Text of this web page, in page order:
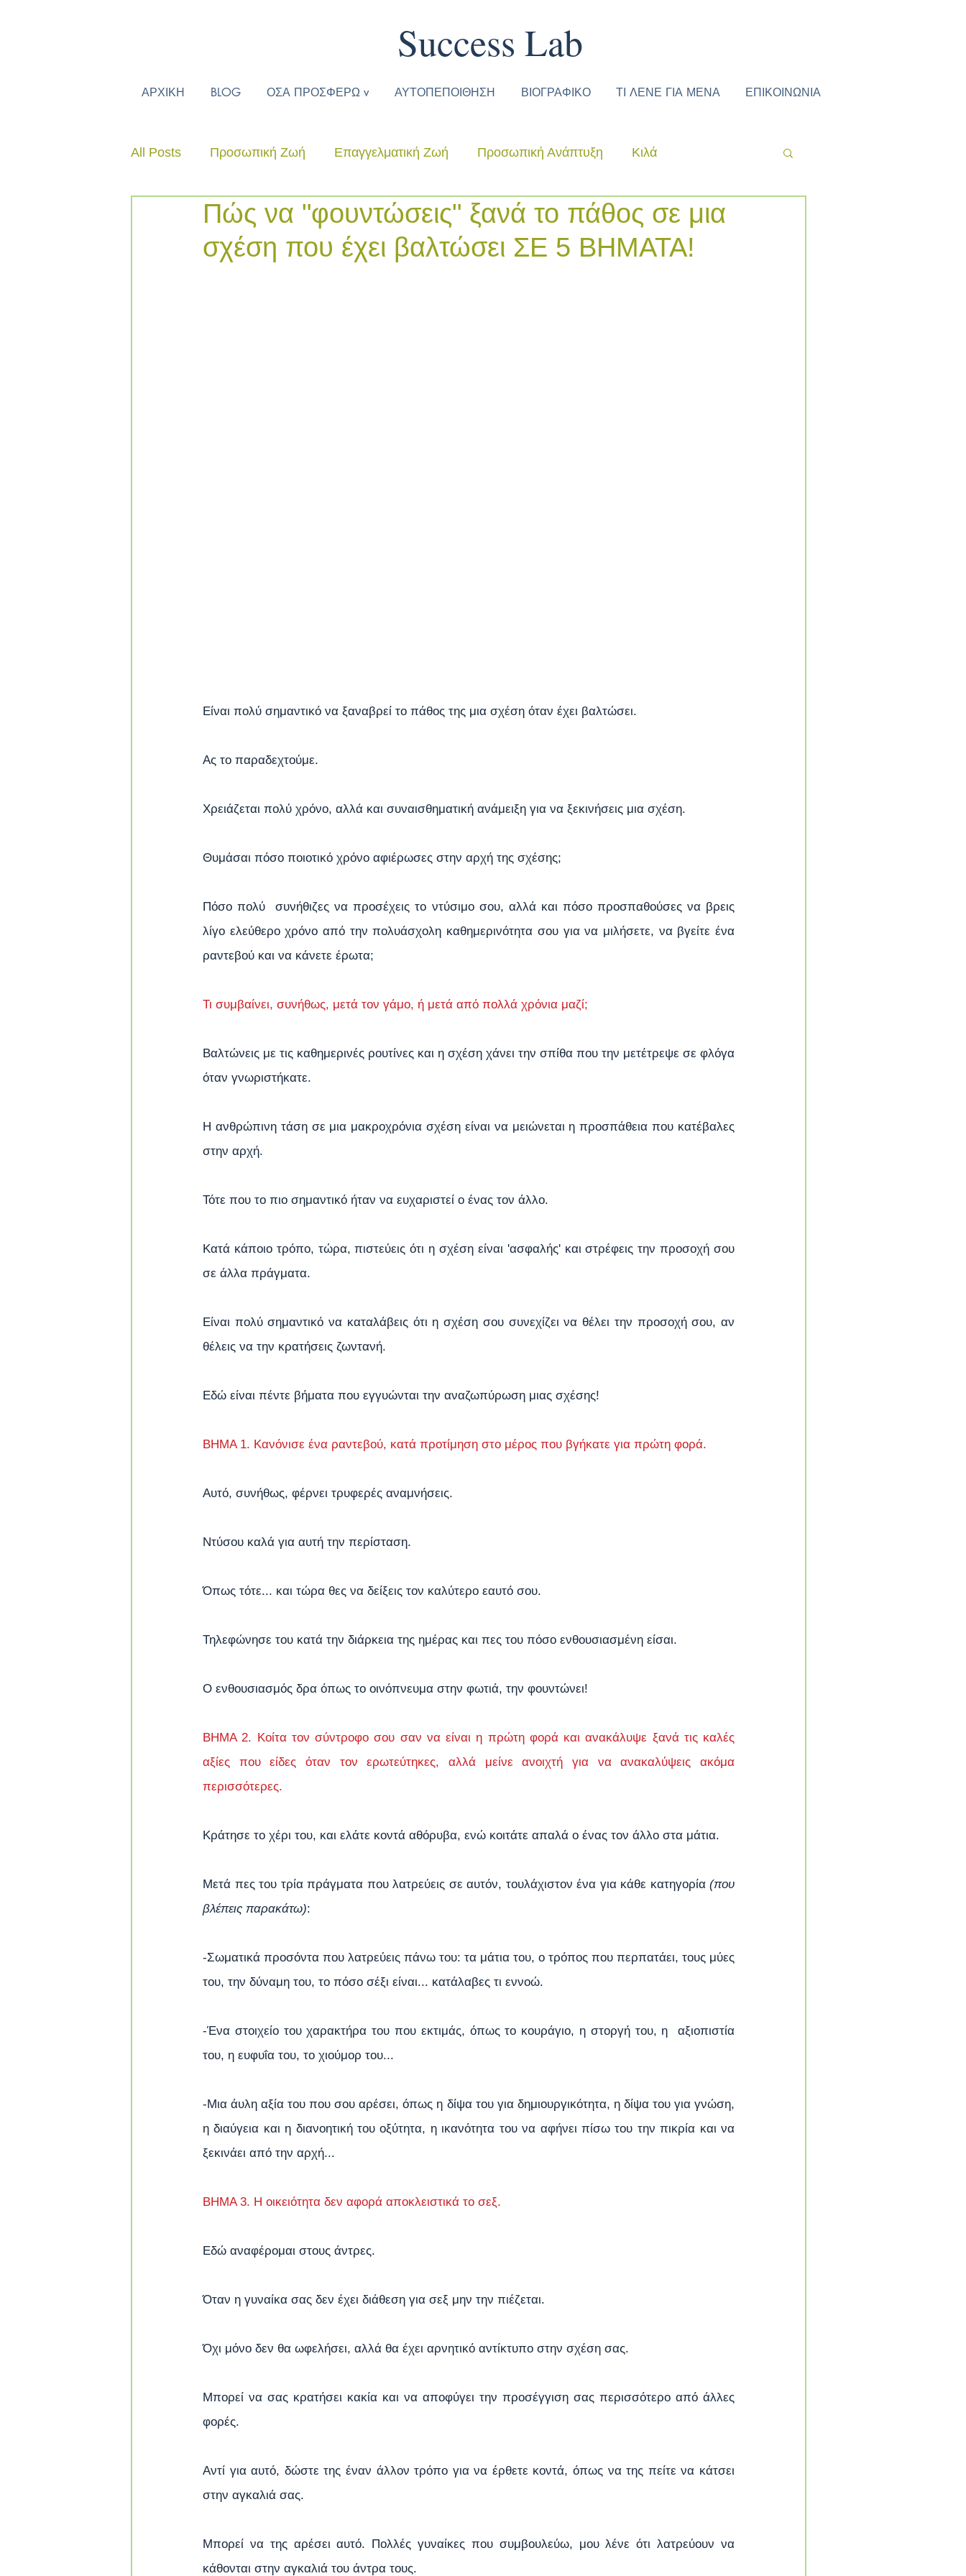
Success Lab
ΑΡΧΙΚΗ BLOG ΟΣΑ ΠΡΟΣΦΕΡΩ v ΑΥΤΟΠΕΠΟΙΘΗΣΗ ΒΙΟΓΡΑΦΙΚΟ ΤΙ ΛΕΝΕ ΓΙΑ ΜΕΝΑ ΕΠΙΚΟΙΝΩΝΙΑ
All Posts Προσωπική Ζωή Επαγγελματική Ζωή Προσωπική Ανάπτυξη Κιλά
Πώς να "φουντώσεις" ξανά το πάθος σε μια
σχέση που έχει βαλτώσει ΣΕ 5 ΒΗΜΑΤΑ!
Είναι πολύ σημαντικό να ξαναβρεί το πάθος της μια σχέση όταν έχει βαλτώσει.
Ας το παραδεχτούμε.
Χρειάζεται πολύ χρόνο, αλλά και συναισθηματική ανάμειξη για να ξεκινήσεις μια σχέση.
Θυμάσαι πόσο ποιοτικό χρόνο αφιέρωσες στην αρχή της σχέσης;
Πόσο πολύ  συνήθιζες να προσέχεις το ντύσιμο σου, αλλά και πόσο προσπαθούσες να βρεις
λίγο ελεύθερο χρόνο από την πολυάσχολη καθημερινότητα σου για να μιλήσετε, να βγείτε ένα
ραντεβού και να κάνετε έρωτα;
Τι συμβαίνει, συνήθως, μετά τον γάμο, ή μετά από πολλά χρόνια μαζί;
Βαλτώνεις με τις καθημερινές ρουτίνες και η σχέση χάνει την σπίθα που την μετέτρεψε σε φλόγα
όταν γνωριστήκατε.
Η ανθρώπινη τάση σε μια μακροχρόνια σχέση είναι να μειώνεται η προσπάθεια που κατέβαλες
στην αρχή.
Τότε που το πιο σημαντικό ήταν να ευχαριστεί ο ένας τον άλλο.
Κατά κάποιο τρόπο, τώρα, πιστεύεις ότι η σχέση είναι 'ασφαλής' και στρέφεις την προσοχή σου
σε άλλα πράγματα.
Είναι πολύ σημαντικό να καταλάβεις ότι η σχέση σου συνεχίζει να θέλει την προσοχή σου, αν
θέλεις να την κρατήσεις ζωντανή.
Εδώ είναι πέντε βήματα που εγγυώνται την αναζωπύρωση μιας σχέσης!
ΒΗΜΑ 1. Κανόνισε ένα ραντεβού, κατά προτίμηση στο μέρος που βγήκατε για πρώτη φορά.
Αυτό, συνήθως, φέρνει τρυφερές αναμνήσεις.
Ντύσου καλά για αυτή την περίσταση.
Όπως τότε... και τώρα θες να δείξεις τον καλύτερο εαυτό σου.
Τηλεφώνησε του κατά την διάρκεια της ημέρας και πες του πόσο ενθουσιασμένη είσαι.
Ο ενθουσιασμός δρα όπως το οινόπνευμα στην φωτιά, την φουντώνει!
ΒΗΜΑ 2. Κοίτα τον σύντροφο σου σαν να είναι η πρώτη φορά και ανακάλυψε ξανά τις καλές
αξίες που είδες όταν τον ερωτεύτηκες, αλλά μείνε ανοιχτή για να ανακαλύψεις ακόμα
περισσότερες.
Κράτησε το χέρι του, και ελάτε κοντά αθόρυβα, ενώ κοιτάτε απαλά ο ένας τον άλλο στα μάτια.
Μετά πες του τρία πράγματα που λατρεύεις σε αυτόν, τουλάχιστον ένα για κάθε κατηγορία (που
βλέπεις παρακάτω):
-Σωματικά προσόντα που λατρεύεις πάνω του: τα μάτια του, ο τρόπος που περπατάει, τους μύες
του, την δύναμη του, το πόσο σέξι είναι... κατάλαβες τι εννοώ.
-Ένα στοιχείο του χαρακτήρα του που εκτιμάς, όπως το κουράγιο, η στοργή του, η  αξιοπιστία
του, η ευφυΐα του, το χιούμορ του...
-Μια άυλη αξία του που σου αρέσει, όπως η δίψα του για δημιουργικότητα, η δίψα του για γνώση,
η διαύγεια και η διανοητική του οξύτητα, η ικανότητα του να αφήνει πίσω του την πικρία και να
ξεκινάει από την αρχή...
ΒΗΜΑ 3. Η οικειότητα δεν αφορά αποκλειστικά το σεξ.
Εδώ αναφέρομαι στους άντρες.
Όταν η γυναίκα σας δεν έχει διάθεση για σεξ μην την πιέζεται.
Όχι μόνο δεν θα ωφελήσει, αλλά θα έχει αρνητικό αντίκτυπο στην σχέση σας.
Μπορεί να σας κρατήσει κακία και να αποφύγει την προσέγγιση σας περισσότερο από άλλες
φορές.
Αντί για αυτό, δώστε της έναν άλλον τρόπο για να έρθετε κοντά, όπως να της πείτε να κάτσει
στην αγκαλιά σας.
Μπορεί να της αρέσει αυτό. Πολλές γυναίκες που συμβουλεύω, μου λένε ότι λατρεύουν να
κάθονται στην αγκαλιά του άντρα τους.